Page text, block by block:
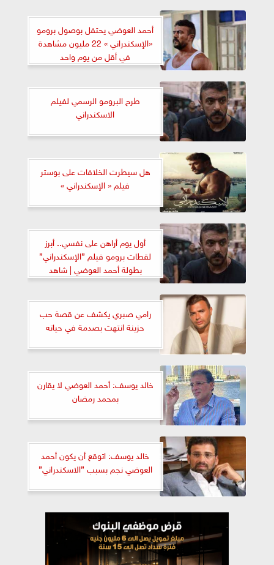
أحمد العوضي يحتفل بوصول برومو
«الإسكندراني » 22 مليون مشاهدة
في أقل من يوم واحد
طرح البرومو الرسمي لفيلم
الاسكندراني
هل سيطرت الخلافات على بوستر
فيلم « الإسكندراني »
أول يوم أراهن على نفسي.. أبرز
لقطات برومو فيلم ”الإسكندراني”
بطولة أحمد العوضي | شاهد
رامي صبري يكشف عن قصة حب
حزينة انتهت بصدمة في حياته
خالد يوسف: أحمد العوضي لا يقارن
بمحمد رمضان
خالد يوسف: اتوقع أن يكون أحمد
العوضي نجم بسبب ”الاسكندراني”